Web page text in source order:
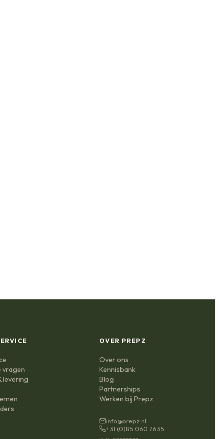
vragen
levering
OVER PREPZ
Over ons
Kennisbank
Blog
Partnerships
Werken bij Prepz
info@prepz.nl
+31 (0)85 060 7635